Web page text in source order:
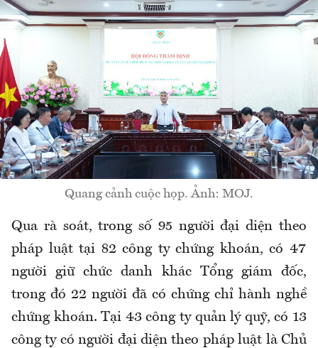
Quang cảnh cuộc họp. Ảnh: MOJ.
Qua rà soát, trong số 95 người đại diện theo
pháp luật tại 82 công ty chứng khoán, có 47
người giữ chức danh khác Tổng giám đốc,
trong đó 22 người đã có chứng chỉ hành nghề
chứng khoán. Tại 43 công ty quản lý quỹ, có 13
công ty có người đại diện theo pháp luật là Chủ